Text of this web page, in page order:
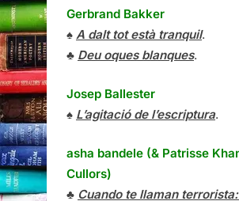
Gerbrand Bakker
♠ A dalt tot està tranquil.
♣ Deu oques blanques.
Josep Ballester
♠ L’agitació de l’escriptura.
asha bandele (& Patrisse
Cullors)
♣ Cuando te llaman